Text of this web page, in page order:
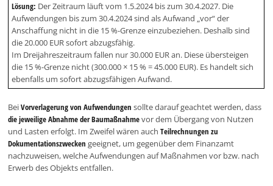
Lösung: Der Zeitraum läuft vom 1.5.2024 bis zum 30.4.2027. Die
Aufwendungen bis zum 30.4.2024 sind als Aufwand „vor“ der
Anschaffung nicht in die 15 %-Grenze einzubeziehen. Deshalb sind
die 20.000 EUR sofort abzugsfähig.
Im Dreijahreszeitraum fallen nur 30.000 EUR an. Diese übersteigen
die 15 %-Grenze nicht (300.000 × 15 % = 45.000 EUR). Es handelt sich
ebenfalls um sofort abzugsfähigen Aufwand.
BeiVorverlagerung von Aufwendungensollte darauf geachtet werden, dass
die jeweilige Abnahme der Baumaßnahmevor dem Übergang von Nutzen
und Lasten erfolgt. Im Zweifel wären auchTeilrechnungen zu
Dokumentationszwecken geeignet, um gegenüber dem Finanzamt
nachzuweisen, welche Aufwendungen auf Maßnahmen vor bzw. nach
Erwerb des Objekts entfallen.